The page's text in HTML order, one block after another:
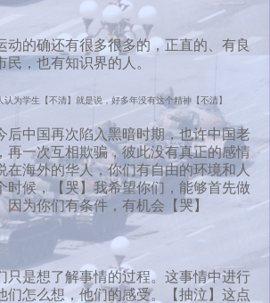
动的确还有很多很多的，正直的、有良
，也有知识界的人。
为学生【不清】就是说，好多年没有这个精神【不清】
后中国再次陷入黑暗时期，也许中国老
再一次互相欺骗，彼此没有真正的感情
在海外的华人，你们有自由的环境和人
时候，【哭】我希望你们，能够首先做
为你们有条件，有机会【哭】
只是想了解事情的过程。这事情中进行
们怎么想，他们的感受。【抽泣】这点